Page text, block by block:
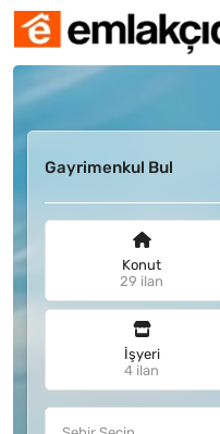
Gayrimenkul Bul
Konut
29 ilan
İşyeri
4 ilan